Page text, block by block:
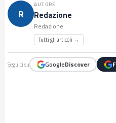
R
AUTORE
Redazione
Redazione
Tutti gli articoli →
Seguici su GoogleDiscover